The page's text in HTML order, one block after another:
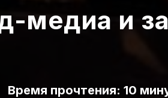
медиа и
Время прочтения: 10